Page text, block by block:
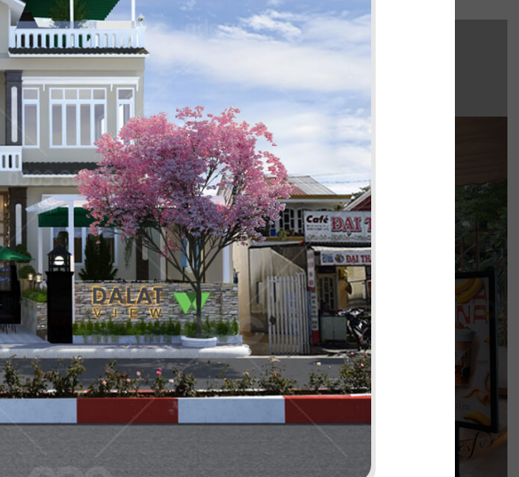
KATINAT WATERBUS
Dự án được chúng tôi hoàn thiện gấp rút trong 35 ngày,
mang đến một không gian thưởng thức cafe - trà sữa ấn
tượng
Chi tiết